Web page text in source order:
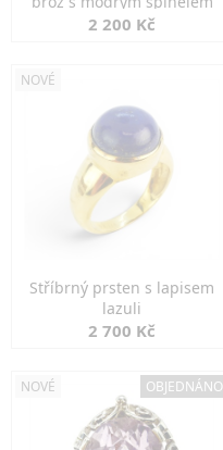
2 200 Kč
NOVÉ
Stříbrný prsten s lapisem
lazuli
2 700 Kč
NOVÉ OBJEDNÁNO